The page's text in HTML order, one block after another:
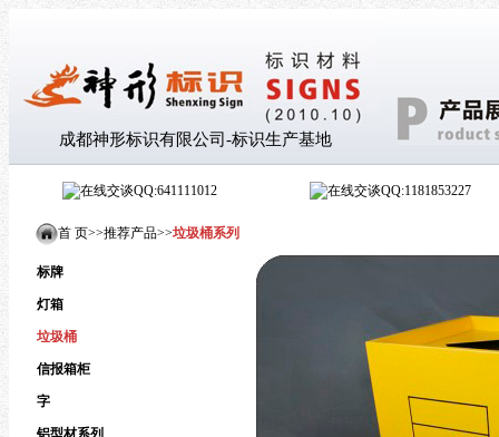
成都神形标识有限公司-标识生产基地
QQ:641111012 QQ:1181853227
首 页>>推荐产品>>垃圾桶系列
标牌
灯箱
垃圾桶
信报箱柜
字
铝型材系列